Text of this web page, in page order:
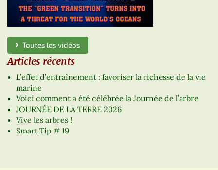
Toutes les vidéos
Articles récents
L’effet d’entraînement : favoriser la richesse de la vie
marine
Voici comment a été célébrée la Journée de l’arbre
JOURNÉE DE LA TERRE 2026
Vive les arbres !
Smart Tip # 19